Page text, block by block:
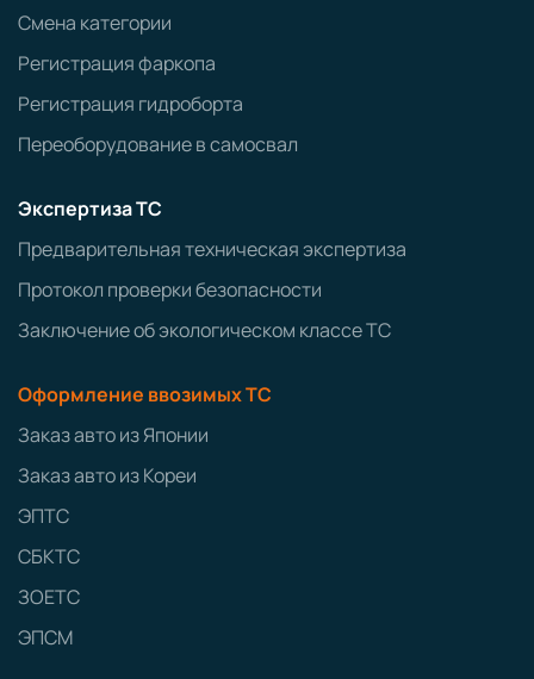
Смена категории
Регистрация фаркопа
Регистрация гидроборта
Переоборудование в самосвал
Экспертиза ТС
Предварительная техническая экспертиза
Протокол проверки безопасности
Заключение об экологическом классе ТС
Оформление ввозимых ТС
Заказ авто из Японии
Заказ авто из Кореи
ЭПТС
СБКТС
ЗОЕТС
ЭПСМ